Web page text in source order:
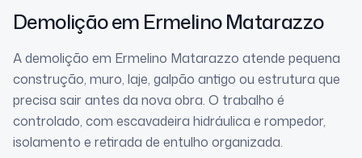
Demoliçãoem Ermelino Matarazzo
A demolição em Ermelino Matarazzo atende pequena
construção, muro, laje, galpão antigo ou estrutura que
precisa sair antes da nova obra. O trabalho é
controlado, com escavadeira hidráulica e rompedor,
isolamento e retirada de entulho organizada.